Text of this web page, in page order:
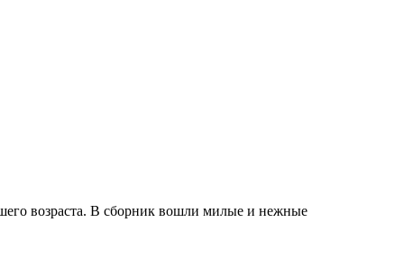
возраста. В сборник вошли милые и нежные